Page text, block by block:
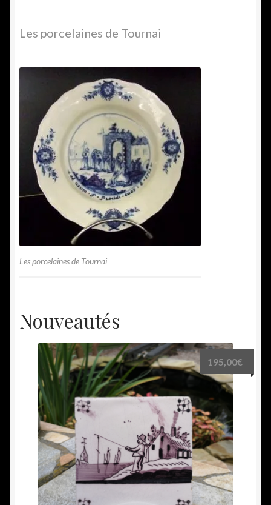
Les porcelaines de Tournai
Les porcelaines de Tournai
Nouveautés
195,00€